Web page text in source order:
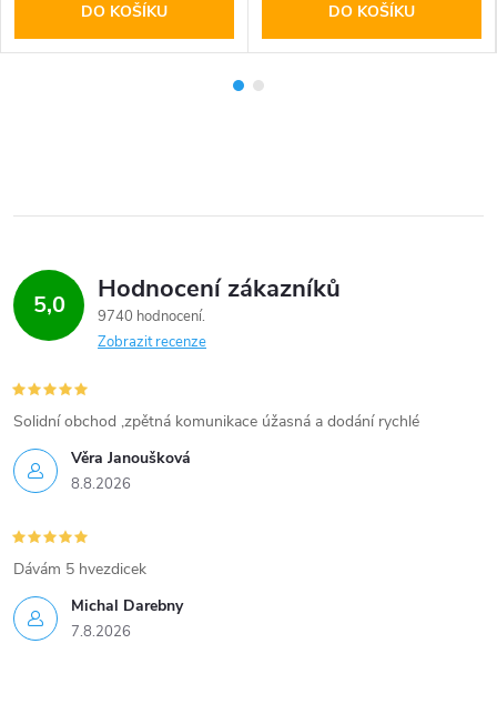
DO KOŠÍKU DO KOŠÍKU
5,0 Hodnocení zákazníků
9740 hodnocení
Zobrazit recenze
Věra Janoušková
8.8.2026
Solidní obchod ,zpětná komunikace úžasná a dodání rychlé
Michal Darebny
7.8.2026
Dávám 5 hvezdicek